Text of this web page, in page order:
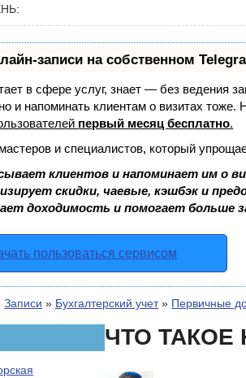
записи на собственном
в сфере услуг, знает — без ведения
и напоминать клиентам о визитах
первый месяц бесплатно.
и специалистов, который
клиентов и напоминает им о
скидки, чаевые, кэшбэк и
доходимость и помогает больше
пользоваться сервисом
Записи » Бухгалтерский учет» Первичные
ЧТО